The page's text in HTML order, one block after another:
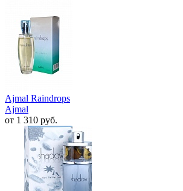
Ajmal Raindrops
Ajmal
от 1 310 руб.